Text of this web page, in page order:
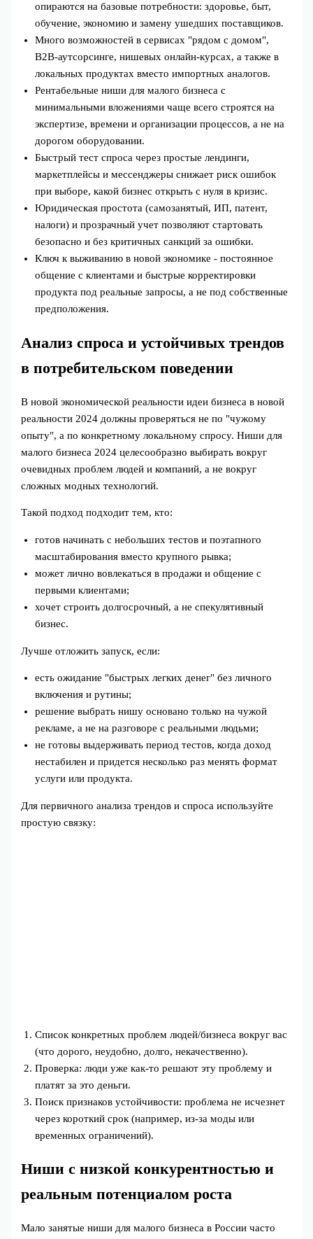
опираются на базовые потребности: здоровье, быт,
обучение, экономию и замену ушедших поставщиков.
Много возможностей в сервисах "рядом с домом",
B2B‑аутсорсинге, нишевых онлайн‑курсах, а также в
локальных продуктах вместо импортных аналогов.
Рентабельные ниши для малого бизнеса с
минимальными вложениями чаще всего строятся на
экспертизе, времени и организации процессов, а не на
дорогом оборудовании.
Быстрый тест спроса через простые лендинги,
маркетплейсы и мессенджеры снижает риск ошибок
при выборе, какой бизнес открыть с нуля в кризис.
Юридическая простота (самозанятый, ИП, патент,
налоги) и прозрачный учет позволяют стартовать
безопасно и без критичных санкций за ошибки.
Ключ к выживанию в новой экономике - постоянное
общение с клиентами и быстрые корректировки
продукта под реальные запросы, а не под собственные
предположения.
Анализ спроса и устойчивых трендов
в потребительском поведении
В новой экономической реальности идеи бизнеса в новой
реальности 2024 должны проверяться не по "чужому
опыту", а по конкретному локальному спросу. Ниши для
малого бизнеса 2024 целесообразно выбирать вокруг
очевидных проблем людей и компаний, а не вокруг
сложных модных технологий.
Такой подход подходит тем, кто:
готов начинать с небольших тестов и поэтапного
масштабирования вместо крупного рывка;
может лично вовлекаться в продажи и общение с
первыми клиентами;
хочет строить долгосрочный, а не спекулятивный
бизнес.
Лучше отложить запуск, если:
есть ожидание "быстрых легких денег" без личного
включения и рутины;
решение выбрать нишу основано только на чужой
рекламе, а не на разговоре с реальными людьми;
не готовы выдерживать период тестов, когда доход
нестабилен и придется несколько раз менять формат
услуги или продукта.
Для первичного анализа трендов и спроса используйте
простую связку:
Список конкретных проблем людей/бизнеса вокруг вас
(что дорого, неудобно, долго, некачественно).
Проверка: люди уже как‑то решают эту проблему и
платят за это деньги.
Поиск признаков устойчивости: проблема не исчезнет
через короткий срок (например, из‑за моды или
временных ограничений).
Ниши с низкой конкурентностью и
реальным потенциалом роста
Мало занятые ниши для малого бизнеса в России часто